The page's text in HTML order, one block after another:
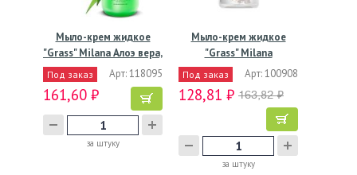
Мыло-крем жидкое
"Grass" Milana Алоэ вера,
Под заказ Арт: 118095
161,60 ₽
за штуку
Мыло-крем жидкое
"Grass" Milana
Жемчужное,…
Под заказ Арт: 100908
128,81 ₽ 163,82 ₽
за штуку